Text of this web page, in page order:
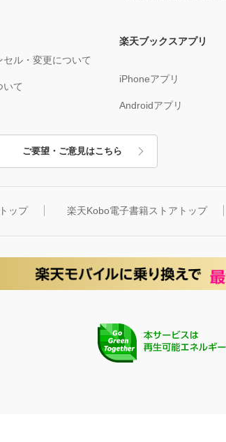
ル・変更について
いて
楽天ブックスアプリ
iPhoneアプリ
Androidアプリ
ご要望・ご意見はこちら
ップ 楽天Kobo電子書籍ストアトップ